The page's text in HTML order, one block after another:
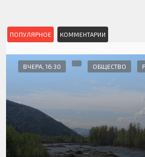
ПОПУЛЯРНОЕ КОММЕНТАРИИ
ВЧЕРА, 16:30 ОБЩЕСТВО